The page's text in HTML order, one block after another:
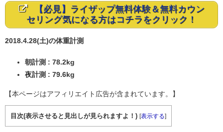
【必見】ライザップ無料体験＆無料カウン
セリング気になる方はコチラをクリック！
2018.4.28(土)の体重計測
朝計測 : 78.2kg
夜計測 : 79.6kg
【本ページはアフィリエイト広告が含まれています。】
目次(表示させると見出しが見られますよ！) [表示する]